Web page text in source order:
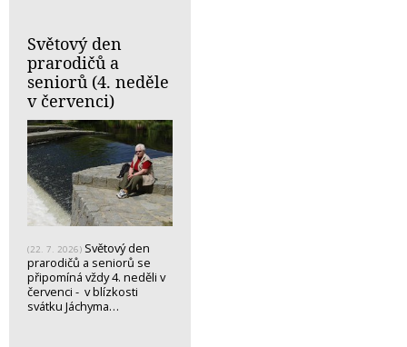
Světový den
prarodičů a
seniorů (4. neděle
v červenci)
(22. 7. 2026) Světový den
prarodičů a seniorů se
připomíná vždy 4. neděli v
červenci - v blízkosti
svátku Jáchyma…